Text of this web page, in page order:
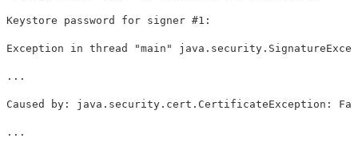
Keystore password for signer #1:
Exception in thread "main"
...
Caused by: java.security.cert.CertificateException:
...